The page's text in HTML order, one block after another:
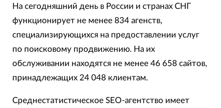
На сегодняшний день в России и странах СНГ
функционирует не менее 834 агенств,
специализирующихся на предоставлении услуг
по поисковому продвижению. На их
обслуживании находятся не менее 46 658 сайтов,
принадлежащих 24 048 клиентам.
Среднестатистическое SEO-агентство имеет